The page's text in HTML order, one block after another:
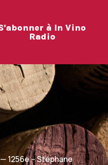
à In Vino
Radio
—1256e – Stéphane